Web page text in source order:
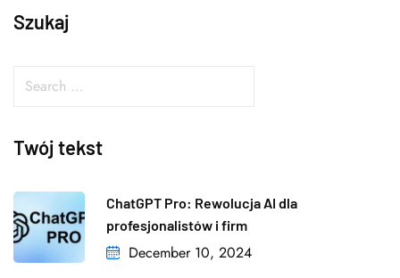
Szukaj
Twój tekst
ChatGPT Pro: Rewolucja AI dla
profesjonalistów i firm
December 10, 2024